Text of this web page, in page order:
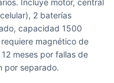
Incluye motor, central
2 baterías
capacidad 1500
magnético de
meses por fallas de
por separado.